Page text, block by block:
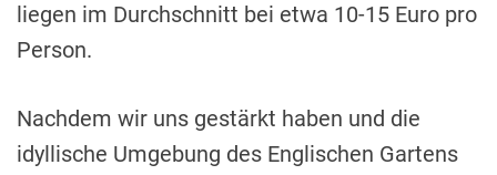
liegen im Durchschnitt bei etwa 10-15 Euro pro
Person.
Nachdem wir uns gestärkt haben und die
idyllische Umgebung des Englischen Gartens